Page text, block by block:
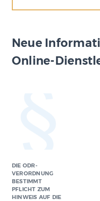
Neue
Online-
DIE ODR-
VERORDNUNG
BESTIMMT
PFLICHT ZUM
HINWEIS AUF DIE